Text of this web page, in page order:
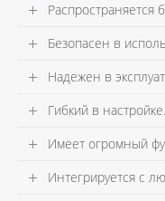
Распространяется
Безопасен в
Надежен в
Гибкий в настройке.
Имеет огромный
Интегрируется с